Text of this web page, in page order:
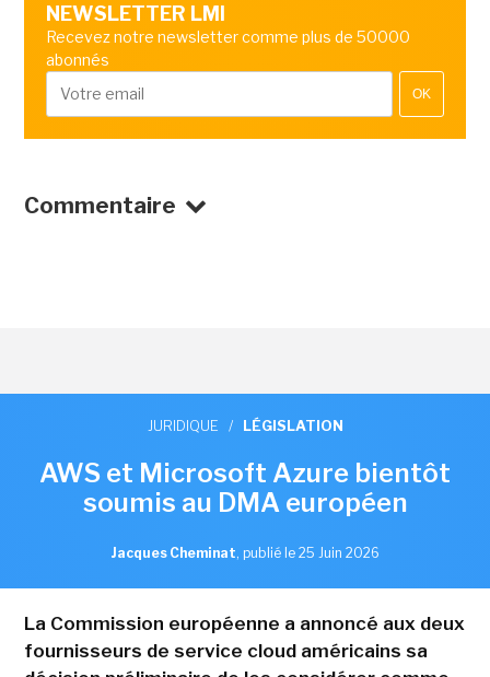
NEWSLETTER LMI
Recevez notre newsletter comme plus de 50000
abonnés
OK
Commentaire
JURIDIQUE / LÉGISLATION
AWS et Microsoft Azure bientôt
soumis au DMA européen
Jacques Cheminat, publié le 25 Juin 2026
La Commission européenne a annoncé aux deux
fournisseurs de service cloud américains sa